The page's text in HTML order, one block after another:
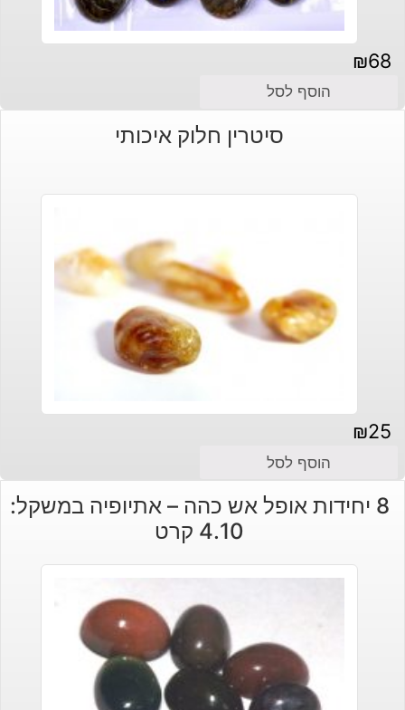
₪68
הוסף לסל
סיטרין חלוק איכותי
₪25
הוסף לסל
8 יחידות אופל אש כהה – אתיופיה במשקל:
4.10 קרט